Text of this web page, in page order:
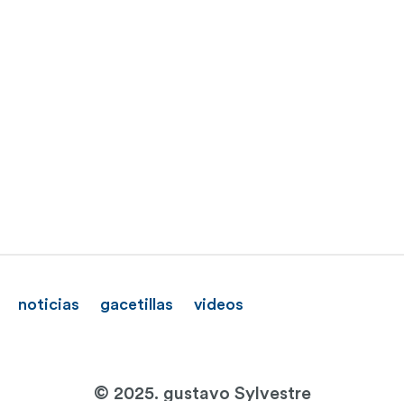
noticias gacetillas videos
© 2025. gustavo Sylvestre